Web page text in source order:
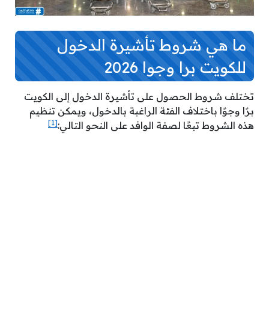
ما هي شروط تأشيرة الدخول
للكويت برا وجوا 2026
تختلف شروط الحصول على تأشيرة الدخول إلى الكويت
برًا وجوًا باختلاف الفئة الراغبة بالدخول، ويمكن تنظيم
هذه الشروط تبعًا لصفة الوافد على النحو التالي:[1]